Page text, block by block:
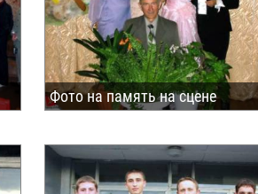
Фото на память на сцене